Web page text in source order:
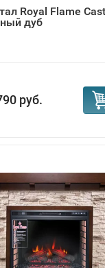
Royal Flame
дуб
руб.